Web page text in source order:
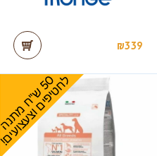
₪339
50ש
"
ח
מ
ת
נ
הלח
ט
י
פ
י
ם
ו
צ
ע
צ
ו
ע
י
ם
!